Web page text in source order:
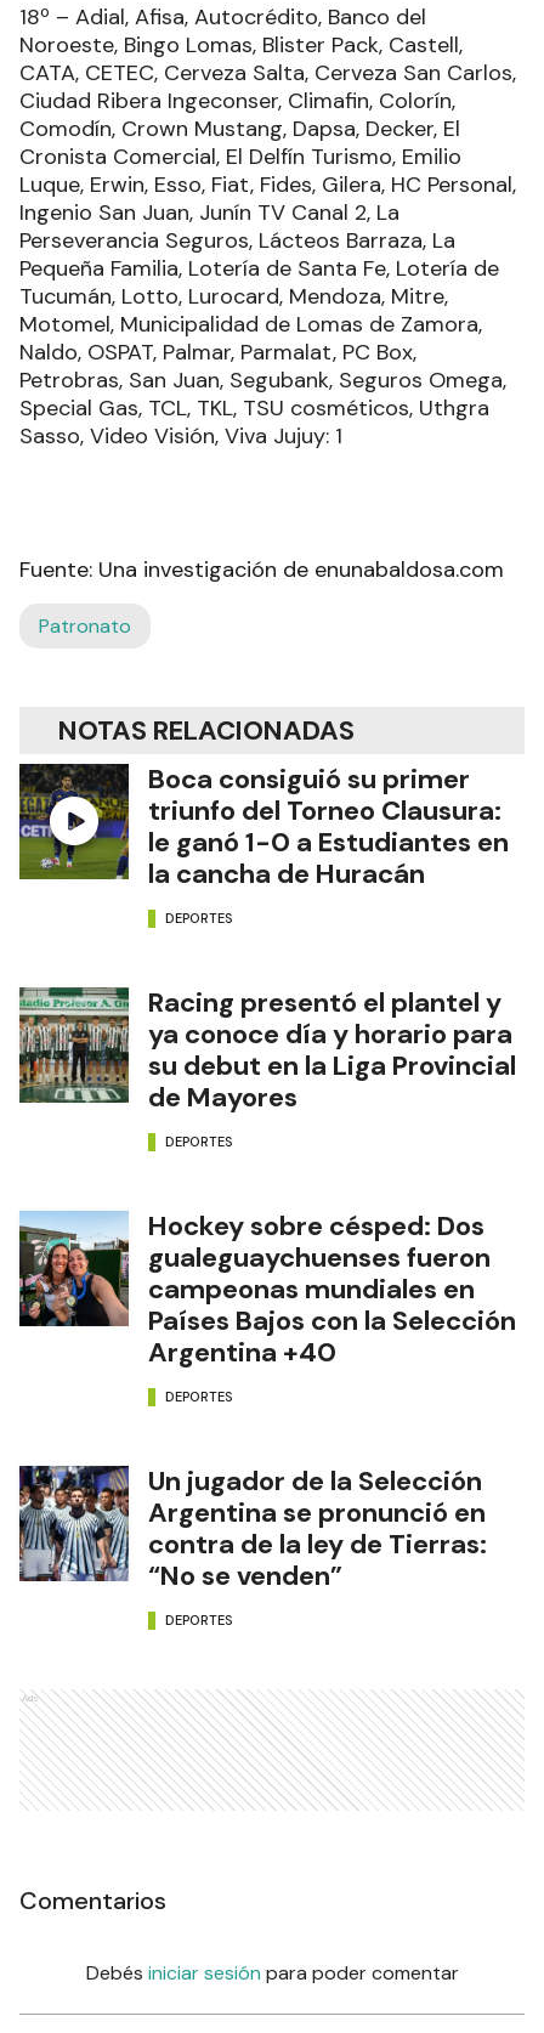
18º – Adial, Afisa, Autocrédito, Banco del
Noroeste, Bingo Lomas, Blister Pack, Castell,
CATA, CETEC, Cerveza Salta, Cerveza San Carlos,
Ciudad Ribera Ingeconser, Climafin, Colorín,
Comodín, Crown Mustang, Dapsa, Decker, El
Cronista Comercial, El Delfín Turismo, Emilio
Luque, Erwin, Esso, Fiat, Fides, Gilera, HC Personal,
Ingenio San Juan, Junín TV Canal 2, La
Perseverancia Seguros, Lácteos Barraza, La
Pequeña Familia, Lotería de Santa Fe, Lotería de
Tucumán, Lotto, Lurocard, Mendoza, Mitre,
Motomel, Municipalidad de Lomas de Zamora,
Naldo, OSPAT, Palmar, Parmalat, PC Box,
Petrobras, San Juan, Segubank, Seguros Omega,
Special Gas, TCL, TKL, TSU cosméticos, Uthgra
Sasso, Video Visión, Viva Jujuy: 1
Fuente: Una investigación de enunabaldosa.com
Patronato
NOTAS RELACIONADAS
Boca consiguió su primer
triunfo del Torneo Clausura:
le ganó 1-0 a Estudiantes en
la cancha de Huracán
DEPORTES
Racing presentó el plantel y
ya conoce día y horario para
su debut en la Liga Provincial
de Mayores
DEPORTES
Hockey sobre césped: Dos
gualeguaychuenses fueron
campeonas mundiales en
Países Bajos con la Selección
Argentina +40
DEPORTES
Un jugador de la Selección
Argentina se pronunció en
contra de la ley de Tierras:
“No se venden”
DEPORTES
Ads
Comentarios
Debés iniciar sesión para poder comentar